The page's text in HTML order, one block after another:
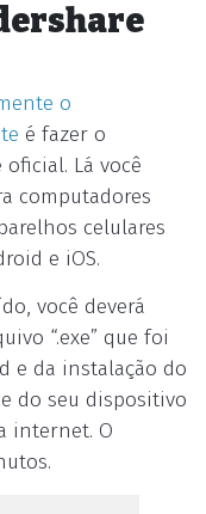
o
é fazer o
Lá você
computadores
celulares
e iOS.
você deverá
“.exe” que foi
e da instalação do
do seu dispositivo
internet. O